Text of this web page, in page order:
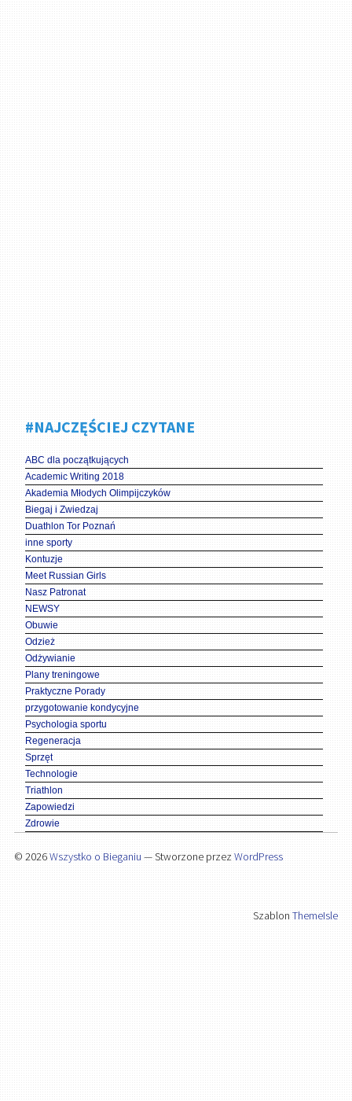
#NAJCZĘŚCIEJ CZYTANE
ABC dla początkujących
Academic Writing 2018
Akademia Młodych Olimpijczyków
Biegaj i Zwiedzaj
Duathlon Tor Poznań
inne sporty
Kontuzje
Meet Russian Girls
Nasz Patronat
NEWSY
Obuwie
Odzież
Odżywianie
Plany treningowe
Praktyczne Porady
przygotowanie kondycyjne
Psychologia sportu
Regeneracja
Sprzęt
Technologie
Triathlon
Zapowiedzi
Zdrowie
© 2026Wszystko o Bieganiu — Stworzone przez WordPress
SzablonThemeIsle